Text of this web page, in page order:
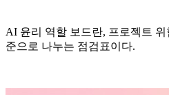
AI 윤리 역할 보드란, 프로젝트 위
준으로 나누는 점검표이다.